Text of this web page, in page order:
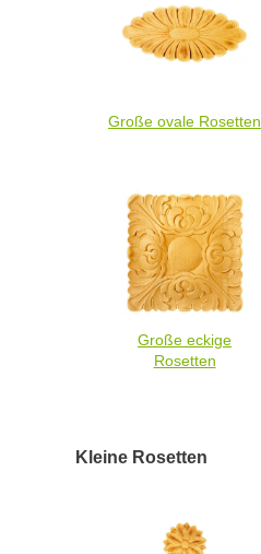
Große ovale Rosetten
Große eckige
Rosetten
Kleine Rosetten